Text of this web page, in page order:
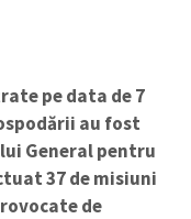
pe data de 7
au fost
General pentru
37 de misiuni
de